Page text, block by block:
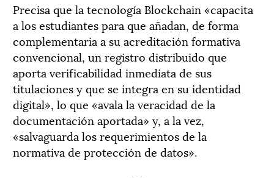
Precisa que la tecnología Blockchain «capacita
a los estudiantes para que añadan, de forma
complementaria a su acreditación formativa
convencional, un registro distribuido que
aporta verificabilidad inmediata de sus
titulaciones y que se integra en su identidad
digital», lo que «avala la veracidad de la
documentación aportada» y, a la vez,
«salvaguarda los requerimientos de la
normativa de protección de datos».